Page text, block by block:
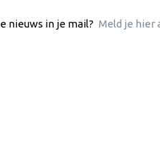
nieuws in je mail? Meld je hier